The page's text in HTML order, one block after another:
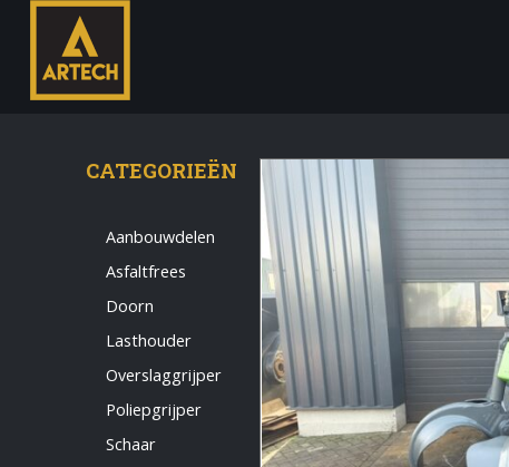
Allround CNC Verspaner
Spare parts manager
CATEGORIEËN
Aanbouwdelen
Asfaltfrees
Doorn
Lasthouder
Overslaggrijper
Poliepgrijper
Schaar